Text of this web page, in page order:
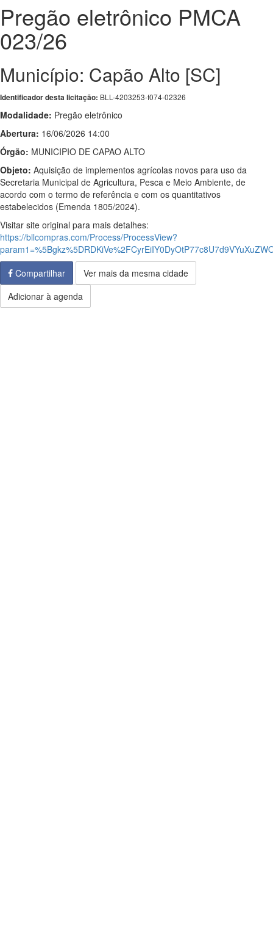
Pregão eletrônico PMCA
023/26
Município: Capão Alto [SC]
Identificador desta licitação: BLL-4203253-f074-02326
Modalidade: Pregão eletrônico
Abertura: 16/06/2026 14:00
Órgão: MUNICIPIO DE CAPAO ALTO
Objeto: Aquisição de implementos agrícolas novos para uso da
Secretaria Municipal de Agricultura, Pesca e Meio Ambiente, de
acordo com o termo de referência e com os quantitativos
estabelecidos (Emenda 1805/2024).
Visitar site original para mais detalhes:
https://bllcompras.com/Process/ProcessView?
Compartilhar
Ver mais da mesma cidade
Adicionar à agenda